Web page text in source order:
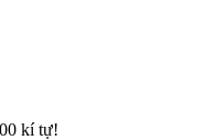
kí tự!